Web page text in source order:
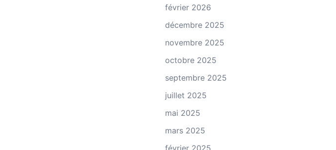
février 2026
décembre 2025
novembre 2025
octobre 2025
septembre 2025
juillet 2025
mai 2025
mars 2025
février 2025